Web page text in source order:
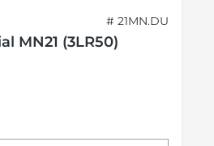
# 21MN.DU
MN21 (3LR50)